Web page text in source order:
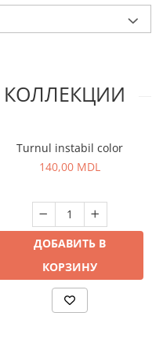
Turnul instabil color
140,00 MDL
ДОБАВИТЬ В
КОРЗИНУ